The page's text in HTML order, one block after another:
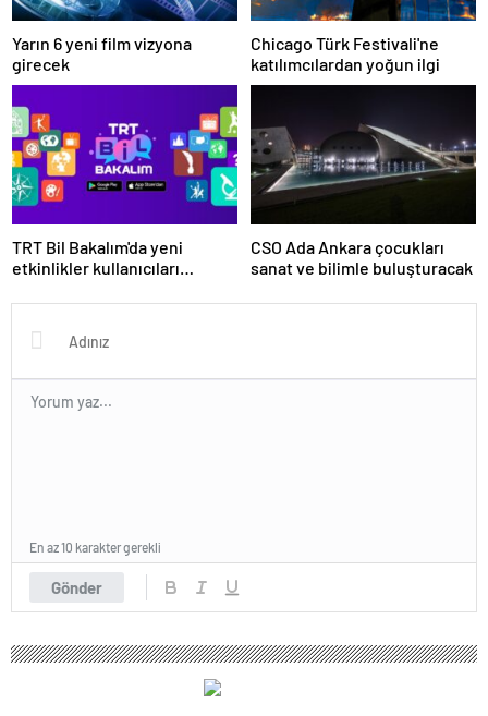
Yarın 6 yeni film vizyona
girecek
Chicago Türk Festivali'ne
katılımcılardan yoğun ilgi
TRT Bil Bakalım'da yeni
etkinlikler kullanıcıları
CSO Ada Ankara çocukları
sanat ve bilimle buluşturacak
Gönder
En az 10 karakter gerekli